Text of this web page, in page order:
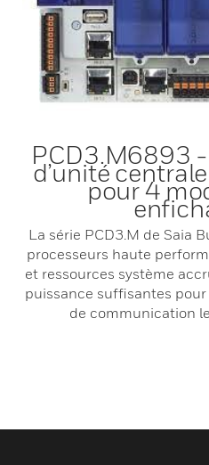
PCD3.M6893
d’unité
pour 4
La série PCD3.M de Saia
processeurs haute
et ressources système
puissance suffisantes
de communication